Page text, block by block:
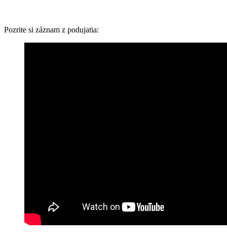
Pozrite si záznam z podujatia: